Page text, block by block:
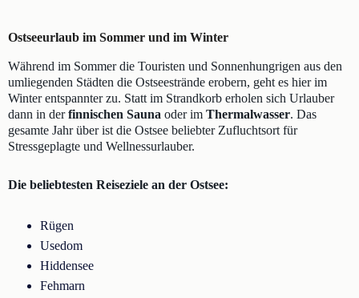
Ostseeurlaub im Sommer und im Winter
Während im Sommer die Touristen und Sonnenhungrigen aus den
umliegenden Städten die Ostseestrände erobern, geht es hier im
Winter entspannter zu. Statt im Strandkorb erholen sich Urlauber
dann in derfinnischen Sauna oder im Thermalwasser. Das
gesamte Jahr über ist die Ostsee beliebter Zufluchtsort für
Stressgeplagte und Wellnessurlauber.
Die beliebtesten Reiseziele an der Ostsee:
Rügen
Usedom
Hiddensee
Fehmarn